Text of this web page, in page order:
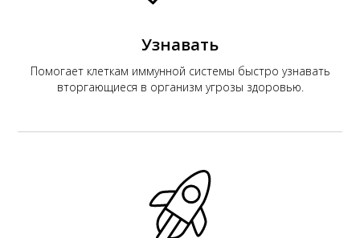
Узнавать
Помогает клеткам иммунной системы быстро узнавать
вторгающиеся в организм угрозы здоровью.